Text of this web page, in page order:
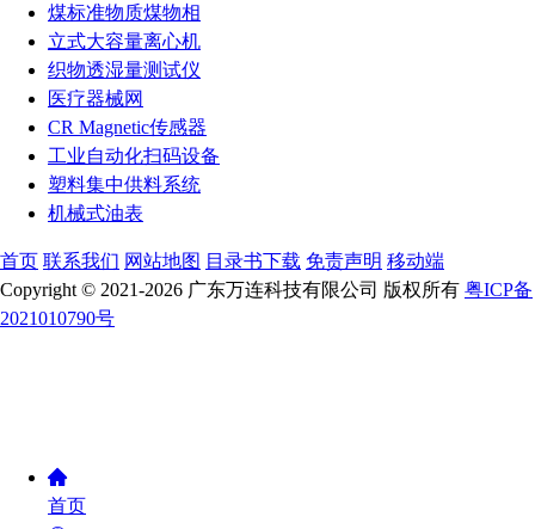
煤标准物质煤物相
立式大容量离心机
织物透湿量测试仪
医疗器械网
CR Magnetic传感器
工业自动化扫码设备
塑料集中供料系统
机械式油表
首页 联系我们 网站地图 目录书下载 免责声明 移动端
Copyright © 2021-2026 广东万连科技有限公司 版权所有 粤ICP备
2021010790号
首页